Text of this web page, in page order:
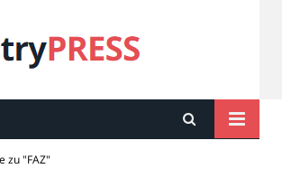
PRESS
zu "FAZ"